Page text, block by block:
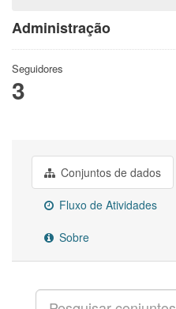
Administração
Seguidores
3
Conjuntos de dados
Fluxo de Atividades
Sobre